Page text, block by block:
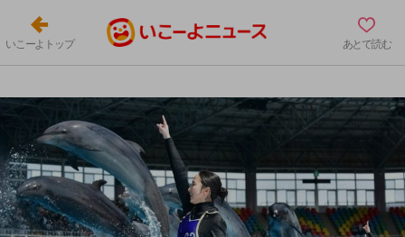
いこーよトップ あとで読む